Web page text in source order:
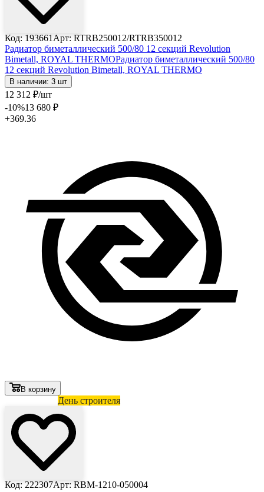
Код: 193661 Арт: RTRB250012/RTRB350012
Радиатор биметаллический 500/80 12 секций Revolution
Bimetall, ROYAL THERMOРадиатор биметаллический 500/80
12 секций Revolution Bimetall, ROYAL THERMO
В наличии: 3 шт
12 312 ₽/шт
-10%13 680 ₽
+369.36
В корзину
День строителя
Код: 222307Арт: RBM-1210-050004